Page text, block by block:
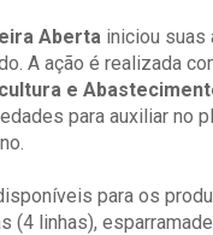
Aberta iniciou suas
A ação é realizada
e
para auxiliar no
para os
(4 linhas),